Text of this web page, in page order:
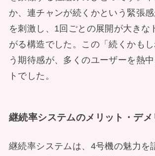
か、連チャンが続くかという緊張
を刺激し、1回ごとの展開が大きな
がる構造でした。この「続くかも
う期待感が、多くのユーザーを熱
トでした。
継続率システムのメリット・デメ
継続率システムは、4号機の魅力を